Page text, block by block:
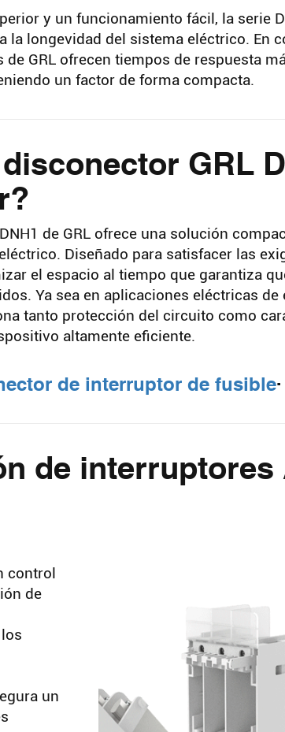
y un funcionamiento fácil, la serie
la longevidad del sistema eléctrico. En
GRL ofrecen tiempos de respuesta
un factor de forma compacta.
GRL
de GRL ofrece una solución
Diseñado para satisfacer las
el espacio al tiempo que garantiza
Ya sea en aplicaciones eléctricas de
tanto protección del circuito como
altamente eficiente.
de interruptor de fusible
de
control
de
un